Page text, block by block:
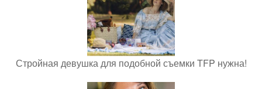
Стройная девушка для подобной съемки TFP нужна!